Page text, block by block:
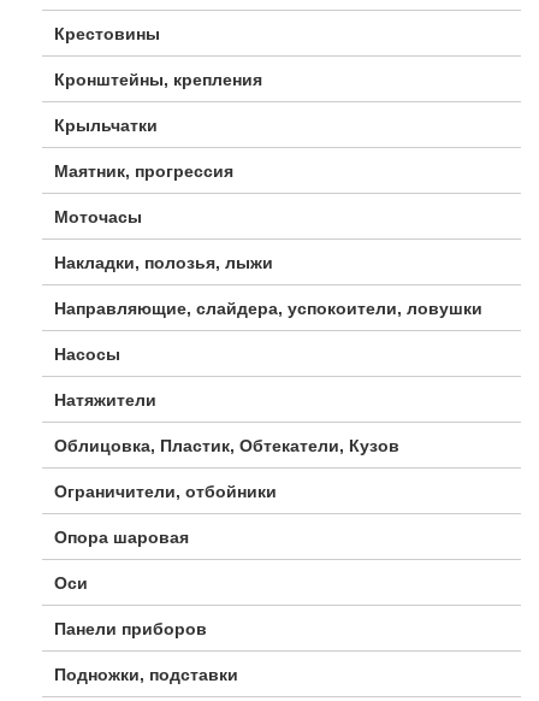
Крестовины
Кронштейны, крепления
Крыльчатки
Маятник, прогрессия
Моточасы
Накладки, полозья, лыжи
Направляющие, слайдера, успокоители, ловушки
Насосы
Натяжители
Облицовка, Пластик, Обтекатели, Кузов
Ограничители, отбойники
Опора шаровая
Оси
Панели приборов
Подножки, подставки